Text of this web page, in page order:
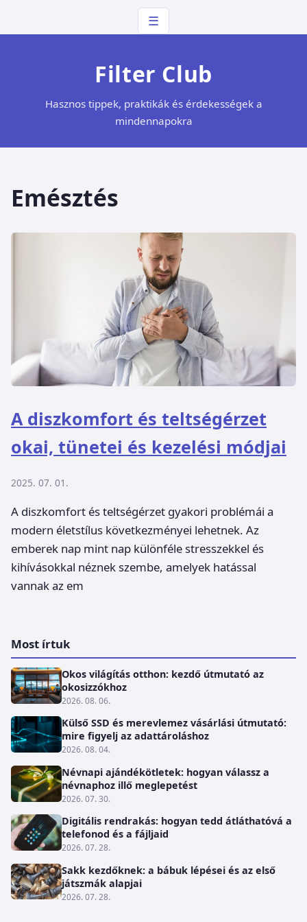
☰
Filter Club
Hasznos tippek, praktikák és érdekességek a
mindennapokra
Emésztés
A diszkomfort és teltségérzet
okai, tünetei és kezelési módjai
2025. 07. 01.
A diszkomfort és teltségérzet gyakori problémái a
modern életstílus következményei lehetnek. Az
emberek nap mint nap különféle stresszekkel és
kihívásokkal néznek szembe, amelyek hatással
vannak az em
Most írtuk
Okos világítás otthon: kezdő útmutató az
okosizzókhoz
2026. 08. 06.
Külső SSD és merevlemez vásárlási útmutató:
mire figyelj az adattároláshoz
2026. 08. 04.
Névnapi ajándékötletek: hogyan válassz a
névnaphoz illő meglepetést
2026. 07. 30.
Digitális rendrakás: hogyan tedd átláthatóvá a
telefonod és a fájljaid
2026. 07. 28.
Sakk kezdőknek: a bábuk lépései és az első
játszmák alapjai
2026. 07. 28.